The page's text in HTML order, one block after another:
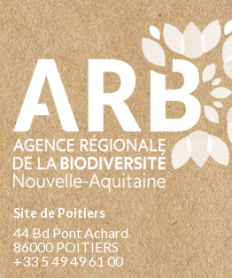
Site de Poitiers
44 Bd Pont Achard
86000 POITIERS
+33 5 49 49 61 00